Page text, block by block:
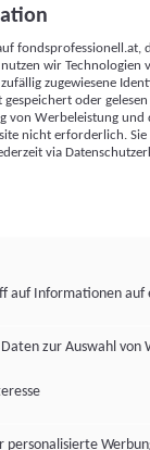
Werbeleistung
(z. B. login-
mit anderen
usw.) auf
werden, um es
einer Webseite
hier aufgeführten
wir Technologien
zugewiesene
oder
von Werbeleistung
nicht erforderlich.
via
auf Informationen auf
zur Auswahl von
personalisierte